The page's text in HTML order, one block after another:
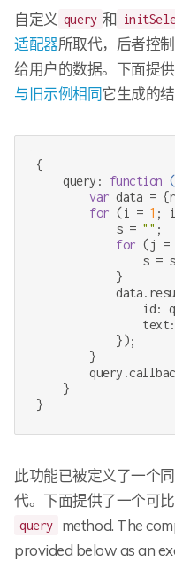
自定义 query 和
适配器所取代，后者控
给用户的数据。下面提
与旧示例相同它生成的
{
    query:
function (
var data =
for (i = 1 ;
            s =
"" ;
for (j =
s =
            }
id:
            });
        }
    }
}
此功能已被定义了一个
代。下面提供了一个可
query
method. The
provided below as an